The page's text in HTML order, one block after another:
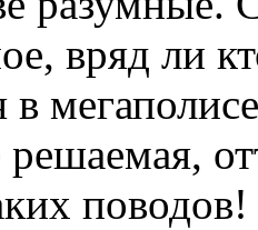
вряд ли
поводов!